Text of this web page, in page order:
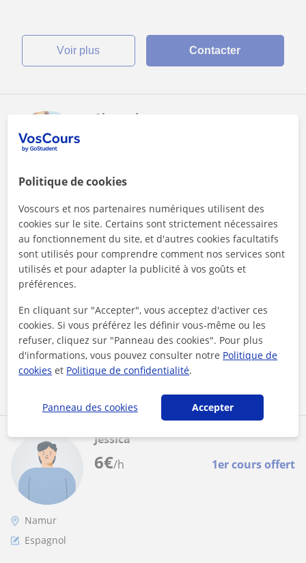
voir plus Contacter
Alexandra
Primaire
Aide aux devoirs, méthodologie, remédiation,
gestion du stress
Institutrice primaire diplômée et passionnée depuis 10 ans,
votre enfant à renfo...
voir plus Contacter
6€/h 1er cours offert
Jessica
Namur
Espagnol
Politique de cookies
Voscours et nos partenaires numériques utilisent des
cookies sur le site. Certains sont strictement nécessaires
au fonctionnement du site, et d'autres cookies facultatifs
sont utilisés pour comprendre comment nos services sont
utilisés et pour adapter la publicité à vos goûts et
préférences.
En cliquant sur "Accepter", vous acceptez d'activer ces
cookies. Si vous préférez les définir vous-même ou les
refuser, cliquez sur "Panneau des cookies". Pour plus
d'informations, vous pouvez consulter notre Politique de
cookies et Politique de confidentialité.
Panneau des cookies Accepter